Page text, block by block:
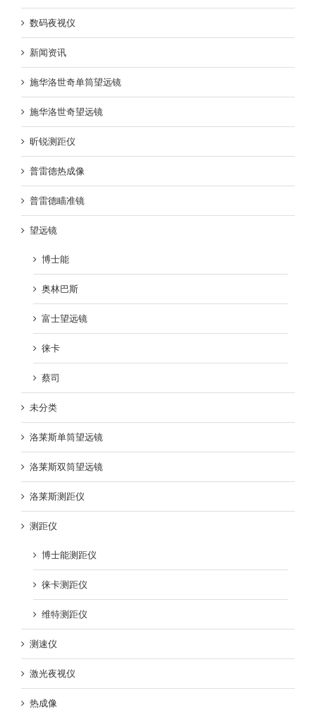
数码夜视仪
新闻资讯
施华洛世奇单筒望远镜
施华洛世奇望远镜
昕锐测距仪
普雷德热成像
普雷德瞄准镜
望远镜
博士能
奥林巴斯
富士望远镜
徕卡
蔡司
未分类
洛莱斯单筒望远镜
洛莱斯双筒望远镜
洛莱斯测距仪
测距仪
博士能测距仪
徕卡测距仪
维特测距仪
测速仪
激光夜视仪
热成像